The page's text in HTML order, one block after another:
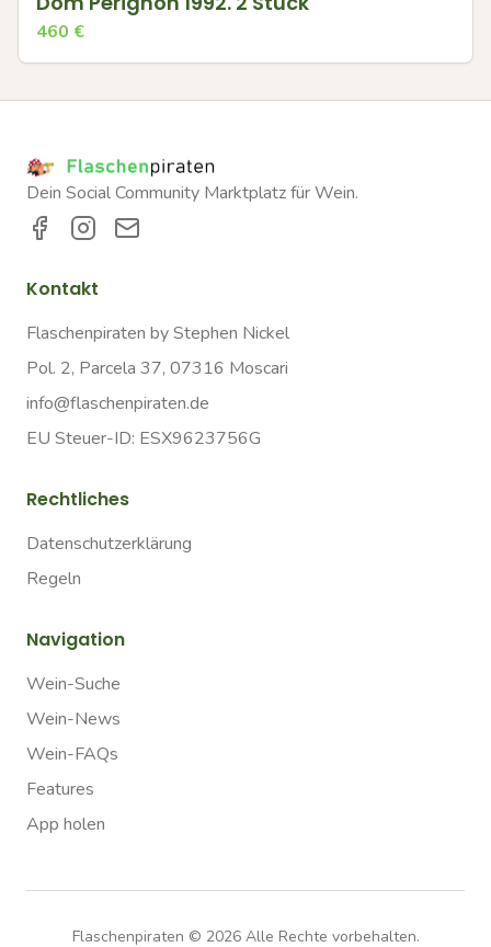
460 €
Dein Social Community Marktplatz für Wein.
Kontakt
Flaschenpiraten by Stephen Nickel
Pol. 2, Parcela 37, 07316 Moscari
info@flaschenpiraten.de
EU Steuer-ID: ESX9623756G
Rechtliches
Datenschutzerklärung
Regeln
Navigation
Wein-Suche
Wein-News
Wein-FAQs
Features
App holen
Flaschenpiraten © 2026Alle Rechte vorbehalten.